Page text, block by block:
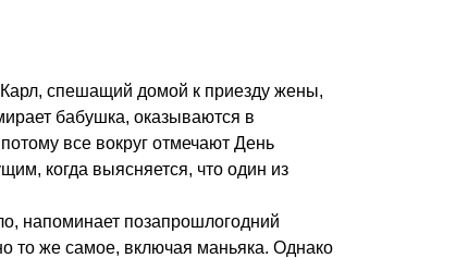
спешащий домой к приезду жены,
бабушка, оказываются в
все вокруг отмечают День
когда выясняется, что один из
напоминает позапрошлогодний
то же самое, включая маньяка. Однако